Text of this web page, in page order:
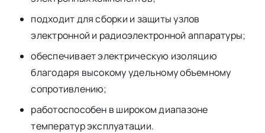
подходит для сборки и защиты узлов
электронной и радиоэлектронной аппаратуры;
обеспечивает электрическую изоляцию
благодаря высокому удельному объемному
сопротивлению;
работоспособен в широком диапазоне
температур эксплуатации.